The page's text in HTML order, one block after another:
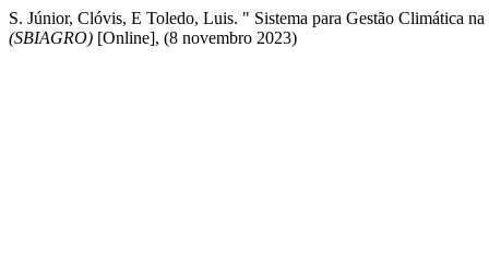
S. Júnior, Clóvis, E Toledo, Luis. " Sistema para Gestão Climática
(SBIAGRO) [Online], (8 novembro 2023)